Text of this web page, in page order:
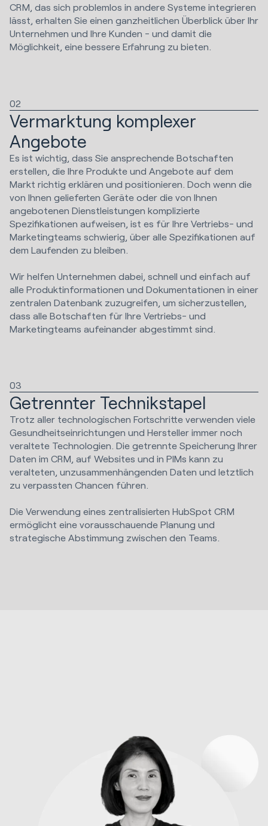
CRM, das sich problemlos in andere Systeme integrieren
lässt, erhalten Sie einen ganzheitlichen Überblick über Ihr
Unternehmen und Ihre Kunden - und damit die
Möglichkeit, eine bessere Erfahrung zu bieten.
02
Vermarktung komplexer
Angebote
Es ist wichtig, dass Sie ansprechende Botschaften
erstellen, die Ihre Produkte und Angebote auf dem
Markt richtig erklären und positionieren. Doch wenn die
von Ihnen gelieferten Geräte oder die von Ihnen
angebotenen Dienstleistungen komplizierte
Spezifikationen aufweisen, ist es für Ihre Vertriebs- und
Marketingteams schwierig, über alle Spezifikationen auf
dem Laufenden zu bleiben.
Wir helfen Unternehmen dabei, schnell und einfach auf
alle Produktinformationen und Dokumentationen in einer
zentralen Datenbank zuzugreifen, um sicherzustellen,
dass alle Botschaften für Ihre Vertriebs- und
Marketingteams aufeinander abgestimmt sind.
03
Getrennter Technikstapel
Trotz aller technologischen Fortschritte verwenden viele
Gesundheitseinrichtungen und Hersteller immer noch
veraltete Technologien. Die getrennte Speicherung Ihrer
Daten im CRM, auf Websites und in PIMs kann zu
veralteten, unzusammenhängenden Daten und letztlich
zu verpassten Chancen führen.
Die Verwendung eines zentralisierten HubSpot CRM
ermöglicht eine vorausschauende Planung und
strategische Abstimmung zwischen den Teams.